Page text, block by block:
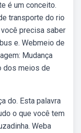
é um conceito.
transporte do rio
precisa saber
e. Webmeio de
Mudança
dos meios de
do. Esta palavra
o que você tem
Weba